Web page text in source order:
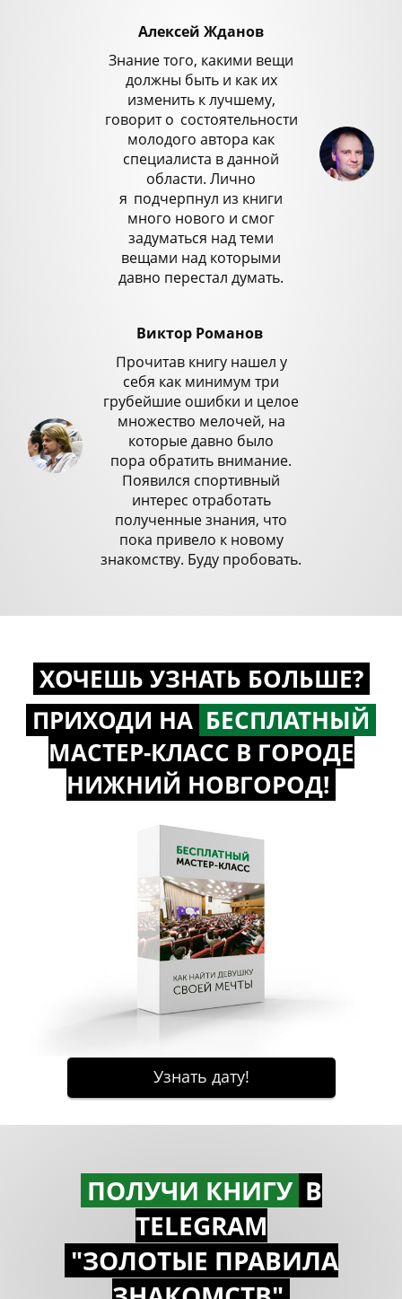
Алексей Жданов
Знание того, какими вещи
должны быть и как их
изменить к лучшему,
говорит о состоятельности
молодого автора как
специалиста в данной
области. Лично
я подчерпнул из книги
много нового и смог
задуматься над теми
вещами над которыми
давно перестал думать.
Виктор Романов
Прочитав книгу нашел у
себя как минимум три
грубейшие ошибки и целое
множество мелочей, на
которые давно было
пора обратить внимание.
Появился спортивный
интерес отработать
полученные знания, что
пока привело к новому
знакомству. Буду пробовать.
ХОЧЕШЬ УЗНАТЬ БОЛЬШЕ?
ПРИХОДИ НА БЕСПЛАТНЫЙ
МАСТЕР-КЛАСС В ГОРОДЕ
НИЖНИЙ НОВГОРОД!
ПОЛУЧИ КНИГУ В
TELEGRAM
"ЗОЛОТЫЕ ПРАВИЛА